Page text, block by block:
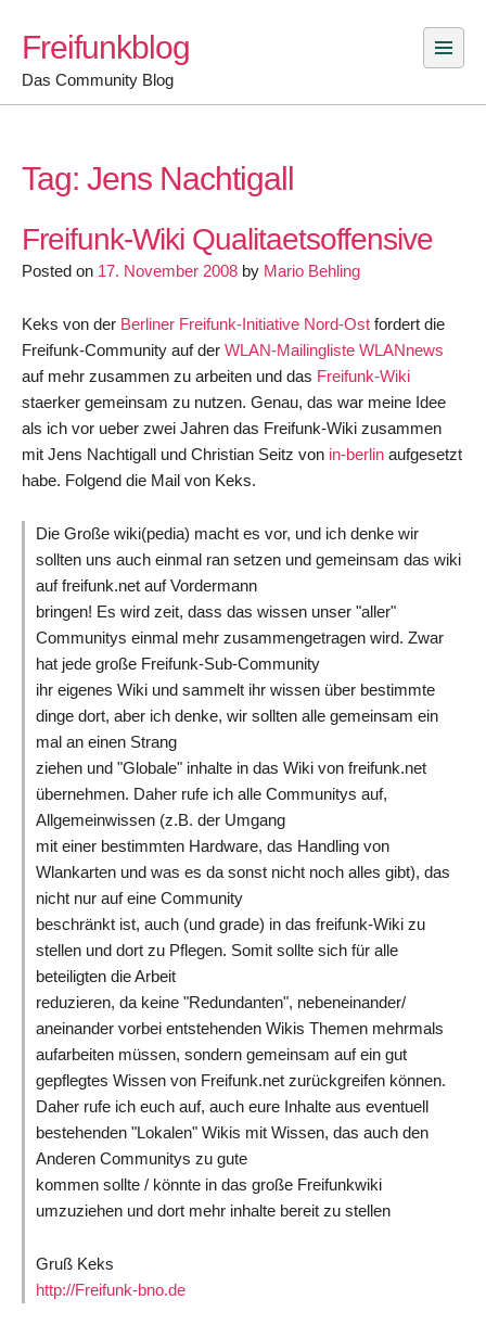
content
Freifunkblog
Das Community Blog
Tag: Jens Nachtigall
Freifunk-Wiki Qualitaetsoffensive
Posted on 17. November 2008 by Mario Behling
Keks von der Berliner Freifunk-Initiative Nord-Ost fordert die
Freifunk-Community auf der WLAN-Mailingliste WLANnews
auf mehr zusammen zu arbeiten und das Freifunk-Wiki
staerker gemeinsam zu nutzen. Genau, das war meine Idee
als ich vor ueber zwei Jahren das Freifunk-Wiki zusammen
mit Jens Nachtigall und Christian Seitz von in-berlin aufgesetzt
habe. Folgend die Mail von Keks.
Die Große wiki(pedia) macht es vor, und ich denke wir
sollten uns auch einmal ran setzen und gemeinsam das wiki
auf freifunk.net auf Vordermann
bringen! Es wird zeit, dass das wissen unser "aller"
Communitys einmal mehr zusammengetragen wird. Zwar
hat jede große Freifunk-Sub-Community
ihr eigenes Wiki und sammelt ihr wissen über bestimmte
dinge dort, aber ich denke, wir sollten alle gemeinsam ein
mal an einen Strang
ziehen und "Globale" inhalte in das Wiki von freifunk.net
übernehmen. Daher rufe ich alle Communitys auf,
Allgemeinwissen (z.B. der Umgang
mit einer bestimmten Hardware, das Handling von
Wlankarten und was es da sonst nicht noch alles gibt), das
nicht nur auf eine Community
beschränkt ist, auch (und grade) in das freifunk-Wiki zu
stellen und dort zu Pflegen. Somit sollte sich für alle
beteiligten die Arbeit
reduzieren, da keine "Redundanten", nebeneinander/
aneinander vorbei entstehenden Wikis Themen mehrmals
aufarbeiten müssen, sondern gemeinsam auf ein gut
gepflegtes Wissen von Freifunk.net zurückgreifen können.
Daher rufe ich euch auf, auch eure Inhalte aus eventuell
bestehenden "Lokalen" Wikis mit Wissen, das auch den
Anderen Communitys zu gute
kommen sollte / könnte in das große Freifunkwiki
umzuziehen und dort mehr inhalte bereit zu stellen
Gruß Keks
http://Freifunk-bno.de